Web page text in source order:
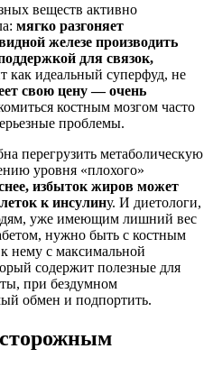
веществ активно
мягко разгоняет
железе производить
для связок,
как идеальный суперфуд, не
свою цену — очень
костным мозгом часто
проблемы.
перегрузить метаболическую
уровня «плохого»
избыток жиров может
к инсулину. И диетологи,
уже имеющим лишний вес
нужно быть с костным
нему с максимальной
содержит полезные для
при бездумном
обмен и подпортить.